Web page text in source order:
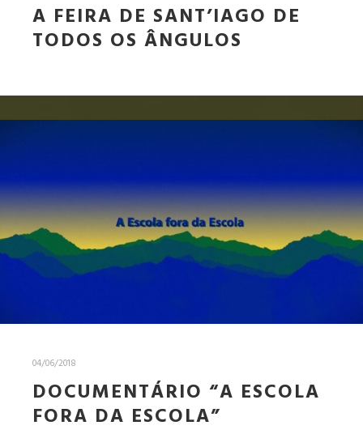
A FEIRA DE SANT’IAGO DE
TODOS OS ÂNGULOS
04/06/2018
DOCUMENTÁRIO “A ESCOLA
FORA DA ESCOLA”